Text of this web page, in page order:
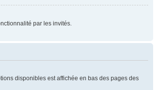
par les invités.
disponibles est affichée en bas des pages des